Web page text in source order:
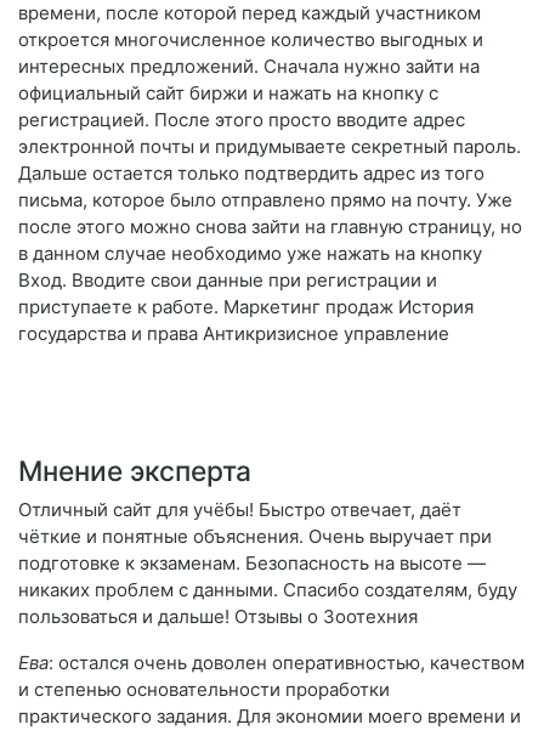
времени, после которой перед каждый участником
откроется многочисленное количество выгодных и
интересных предложений. Сначала нужно зайти на
официальный сайт биржи и нажать на кнопку с
регистрацией. После этого просто вводите адрес
электронной почты и придумываете секретный пароль.
Дальше остается только подтвердить адрес из того
письма, которое было отправлено прямо на почту. Уже
после этого можно снова зайти на главную страницу, но
в данном случае необходимо уже нажать на кнопку
Вход. Вводите свои данные при регистрации и
приступаете к работе. Маркетинг продаж История
государства и права Антикризисное управление
Мнение эксперта
Отличный сайт для учёбы! Быстро отвечает, даёт
чёткие и понятные объяснения. Очень выручает при
подготовке к экзаменам. Безопасность на высоте —
никаких проблем с данными. Спасибо создателям, буду
пользоваться и дальше! Отзывы о Зоотехния
Ева: остался очень доволен оперативностью, качеством
и степенью основательности проработки
практического задания. Для экономии моего времени и